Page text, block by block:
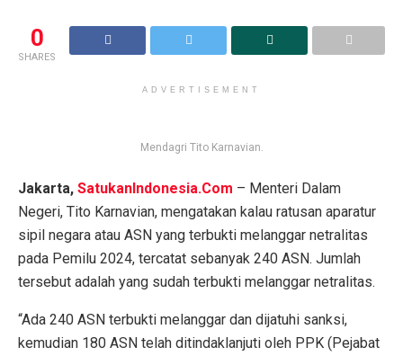
0
SHARES
ADVERTISEMENT
Mendagri Tito Karnavian.
Jakarta, SatukanIndonesia.Com – Menteri Dalam
Negeri, Tito Karnavian, mengatakan kalau ratusan aparatur
sipil negara atau ASN yang terbukti melanggar netralitas
pada Pemilu 2024, tercatat sebanyak 240 ASN. Jumlah
tersebut adalah yang sudah terbukti melanggar netralitas.
“Ada 240 ASN terbukti melanggar dan dijatuhi sanksi,
kemudian 180 ASN telah ditindaklanjuti oleh PPK (Pejabat